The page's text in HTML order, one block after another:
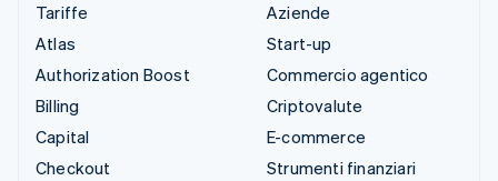
Tariffe
Atlas
Authorization Boost
Billing
Capital
Checkout
Aziende
Start-up
Commercio agentico
Criptovalute
E-commerce
Strumenti finanziari